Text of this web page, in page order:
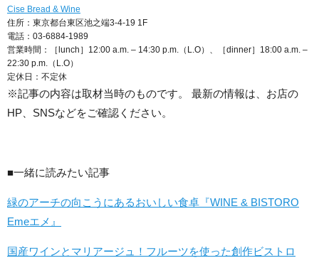
Cise Bread & Wine
住所：東京都台東区池之端3-4-19 1F
電話：03-6884-1989
営業時間：［lunch］12:00 a.m. – 14:30 p.m.（L.O）、［dinner］18:00 a.m. –
22:30 p.m.（L.O）
定休日：不定休
※記事の内容は取材当時のものです。 最新の情報は、お店の
HP、SNSなどをご確認ください。
■一緒に読みたい記事
緑のアーチの向こうにあるおいしい食卓『WINE & BISTORO
Emeエメ』
国産ワインとマリアージュ！フルーツを使った創作ビストロ